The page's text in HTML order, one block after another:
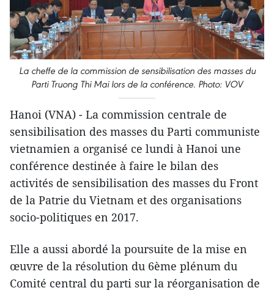
La cheffe de la commission de sensibilisation des masses du
Parti Truong Thi Mai lors de la conférence. Photo: VOV
Hanoi (VNA) - La commission centrale de
sensibilisation des masses du Parti communiste
vietnamien a organisé ce lundi à Hanoi une
conférence destinée à faire le bilan des
activités de sensibilisation des masses du Front
de la Patrie du Vietnam et des organisations
socio-politiques en 2017.
Elle a aussi abordé la poursuite de la mise en
œuvre de la résolution du 6ème plénum du
Comité central du parti sur la réorganisation de